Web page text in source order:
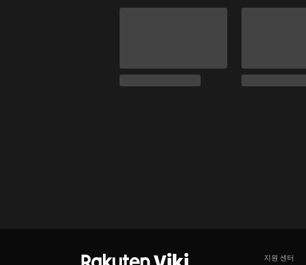
지원 센터